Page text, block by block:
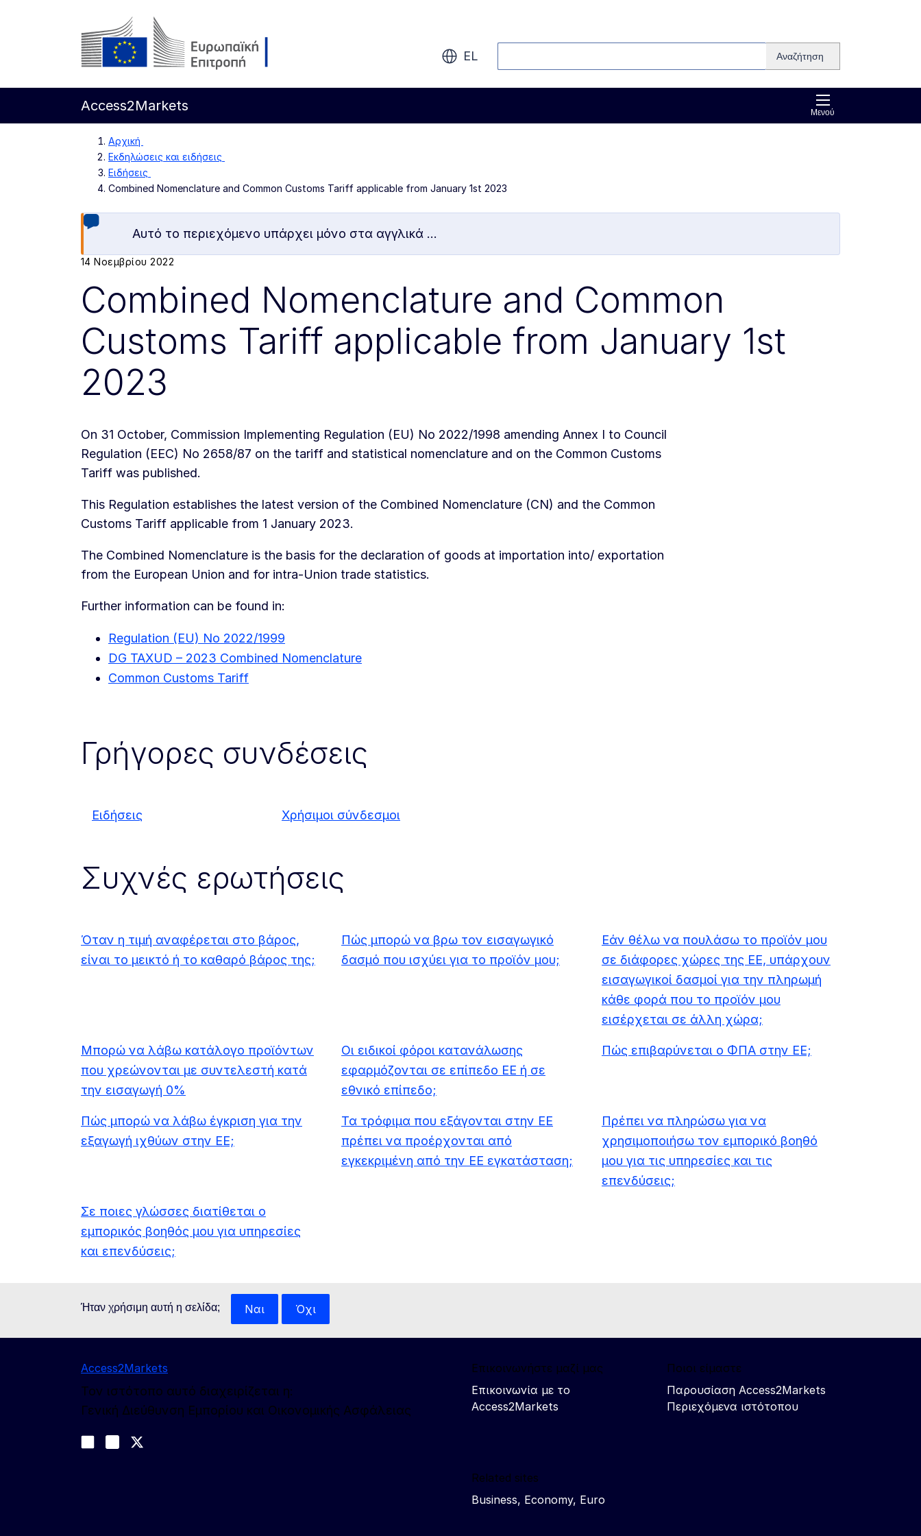
Απευθείας μετάβαση στο κύριο περιεχόμενο
EL Αναζήτηση
Μενού
Access2Markets
Αρχική
Εκδηλώσεις και ειδήσεις
Ειδήσεις
Combined Nomenclature and Common Customs Tariff applicable from January 1st 2023
Αυτό το περιεχόμενο υπάρχει μόνο στα αγγλικά ...
14 Νοεμβρίου 2022
Combined Nomenclature and Common
Customs Tariff applicable from January 1st
2023
On 31 October, Commission Implementing Regulation (EU) No 2022/1998 amending Annex I to Council
Regulation (EEC) No 2658/87 on the tariff and statistical nomenclature and on the Common Customs
Tariff was published.
This Regulation establishes the latest version of the Combined Nomenclature (CN) and the Common
Customs Tariff applicable from 1 January 2023.
The Combined Nomenclature is the basis for the declaration of goods at importation into/ exportation
from the European Union and for intra-Union trade statistics.
Further information can be found in:
Regulation (EU) No 2022/1999
DG TAXUD – 2023 Combined Nomenclature
Common Customs Tariff
Γρήγορες συνδέσεις
Ειδήσεις Χρήσιμοι σύνδεσμοι
Συχνές ερωτήσεις
Όταν η τιμή αναφέρεται στο βάρος,
είναι το μεικτό ή το καθαρό βάρος της;
Πώς μπορώ να βρω τον εισαγωγικό
δασμό που ισχύει για το προϊόν μου;
Εάν θέλω να πουλάσω το προϊόν μου
σε διάφορες χώρες της ΕΕ, υπάρχουν
εισαγωγικοί δασμοί για την πληρωμή
κάθε φορά που το προϊόν μου
εισέρχεται σε άλλη χώρα;
Μπορώ να λάβω κατάλογο προϊόντων
που χρεώνονται με συντελεστή κατά
την εισαγωγή 0%
Οι ειδικοί φόροι κατανάλωσης
εφαρμόζονται σε επίπεδο ΕΕ ή σε
εθνικό επίπεδο;
Πώς επιβαρύνεται ο ΦΠΑ στην ΕΕ;
Πώς μπορώ να λάβω έγκριση για την
εξαγωγή ιχθύων στην ΕΕ;
Τα τρόφιμα που εξάγονται στην ΕΕ
πρέπει να προέρχονται από
εγκεκριμένη από την ΕΕ εγκατάσταση;
Πρέπει να πληρώσω για να
χρησιμοποιήσω τον εμπορικό βοηθό
μου για τις υπηρεσίες και τις
επενδύσεις;
Σε ποιες γλώσσες διατίθεται ο
εμπορικός βοηθός μου για υπηρεσίες
και επενδύσεις;
Ήταν χρήσιμη αυτή η σελίδα; Ναι Όχι
Access2Markets
Τον ιστότοπο αυτό διαχειρίζεται η:
Γενική Διεύθυνση Εμπορίου και Οικονομικής Ασφάλειας
Join us on LinkedIn
Trade-Off podcast
Επικοινωνήστε μαζί μας
Επικοινωνία με το
Access2Markets
Ποιοι είμαστε
Παρουσίαση Access2Markets
Περιεχόμενα ιστότοπου
Related sites
Business, Economy, Euro